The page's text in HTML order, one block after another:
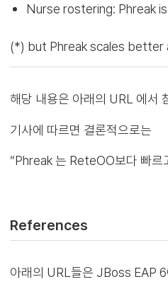
Nurse rostering: Phreak
(*) but Phreak scales
해당 내용은 아래의 URL 에서
기사에 따르면 결론적으로는
“Phreak 는 ReteOO보다 빠르
References
아래의 URL들은 JBoss EAP